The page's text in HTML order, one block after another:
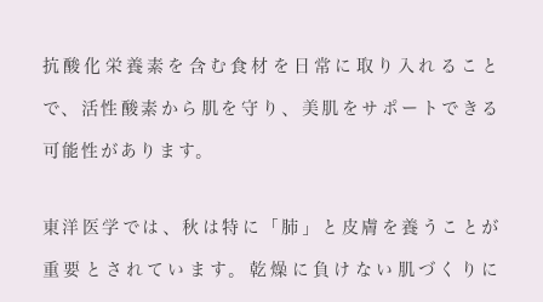
抗酸化栄養素を含む食材を日常に取り入れること
で、活性酸素から肌を守り、美肌をサポートできる
可能性があります。
東洋医学では、秋は特に「肺」と皮膚を養うことが
重要とされています。乾燥に負けない肌づくりに